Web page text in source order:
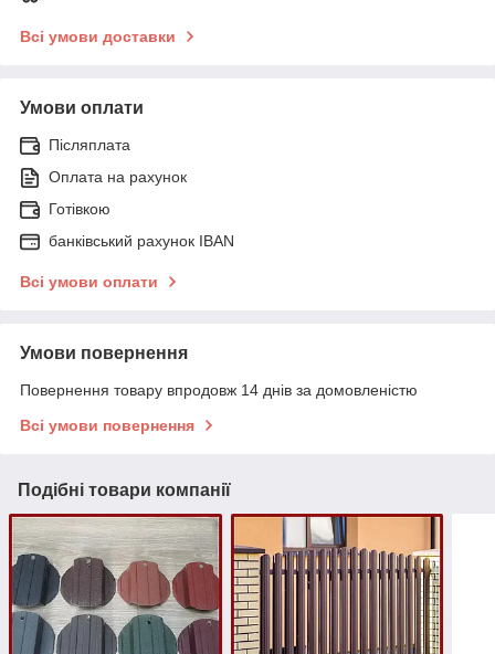
Всі умови доставки
Умови оплати
Післяплата
Оплата на рахунок
Готівкою
банківський рахунок IBAN
Всі умови оплати
Умови повернення
Повернення товару впродовж 14 днів за домовленістю
Всі умови повернення
Подібні товари компанії